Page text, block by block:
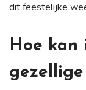
dit feestelijke
Hoe kan